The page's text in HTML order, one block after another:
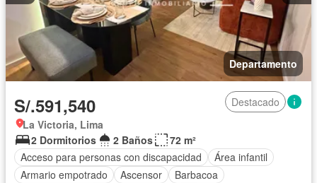
Departamento
S/.591,540
Destacado
La Victoria, Lima
2 Dormitorios
2 Baños
72 m²
Acceso para personas con discapacidad
Área infantil
Armario empotrado
Ascensor
Barbacoa